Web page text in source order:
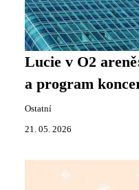
Lucie v O2
a program
Ostatní
21. 05. 2026